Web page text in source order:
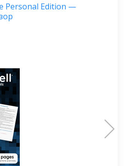
Personal Edition —